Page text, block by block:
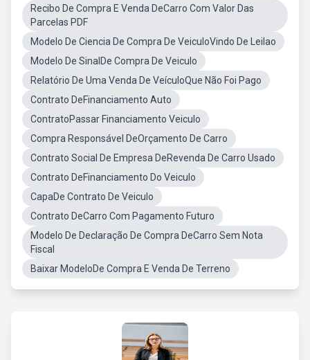
Recibo De Compra E Venda DeCarro Com Valor Das
Parcelas PDF
Modelo De Ciencia De Compra De VeiculoVindo De Leilao
Modelo De SinalDe Compra De Veiculo
Relatório De Uma Venda De VeículoQue Não Foi Pago
Contrato DeFinanciamento Auto
ContratoPassar Financiamento Veiculo
Compra Responsável DeOrçamento De Carro
Contrato Social De Empresa DeRevenda De Carro Usado
Contrato DeFinanciamento Do Veiculo
CapaDe Contrato De Veiculo
Contrato DeCarro Com Pagamento Futuro
Modelo De Declaração De Compra DeCarro Sem Nota
Fiscal
Baixar ModeloDe Compra E Venda De Terreno